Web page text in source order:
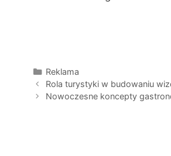
Kategorie
Reklama
Rola turystyki w budowaniu
Nowoczesne koncepty